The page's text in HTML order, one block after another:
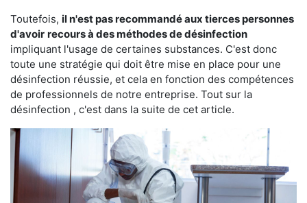
Toutefois, il n'est pas recommandé aux tierces personnes
d'avoir recours à des méthodes de désinfection
impliquant l'usage de certaines substances. C'est donc
toute une stratégie qui doit être mise en place pour une
désinfection réussie, et cela en fonction des compétences
de professionnels de notre entreprise. Tout sur la
désinfection , c'est dans la suite de cet article.